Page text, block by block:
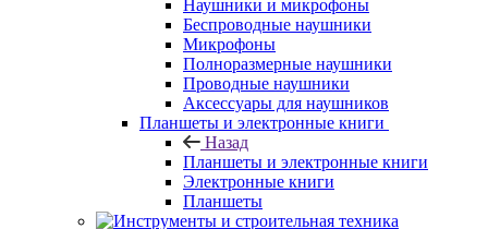
Наушники и микрофоны
Беспроводные наушники
Микрофоны
Полноразмерные наушники
Проводные наушники
Аксессуары для наушников
Планшеты и электронные книги
Назад
Планшеты и электронные книги
Электронные книги
Планшеты